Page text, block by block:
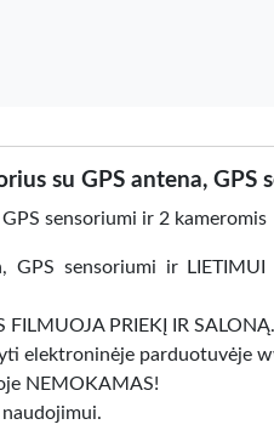
su GPS antena, GPS
sensoriumi ir 2 kameromis
GPS sensoriumi ir
FILMUOJA PRIEKĮ IR SALONĄ.
elektroninėje parduotuvėje
NEMOKAMAS!